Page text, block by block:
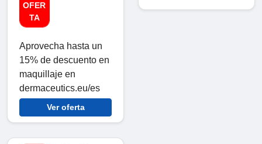
OFER
TA
Aprovecha hasta un
15% de descuento en
maquillaje en
dermaceutics.eu/es
Ver oferta